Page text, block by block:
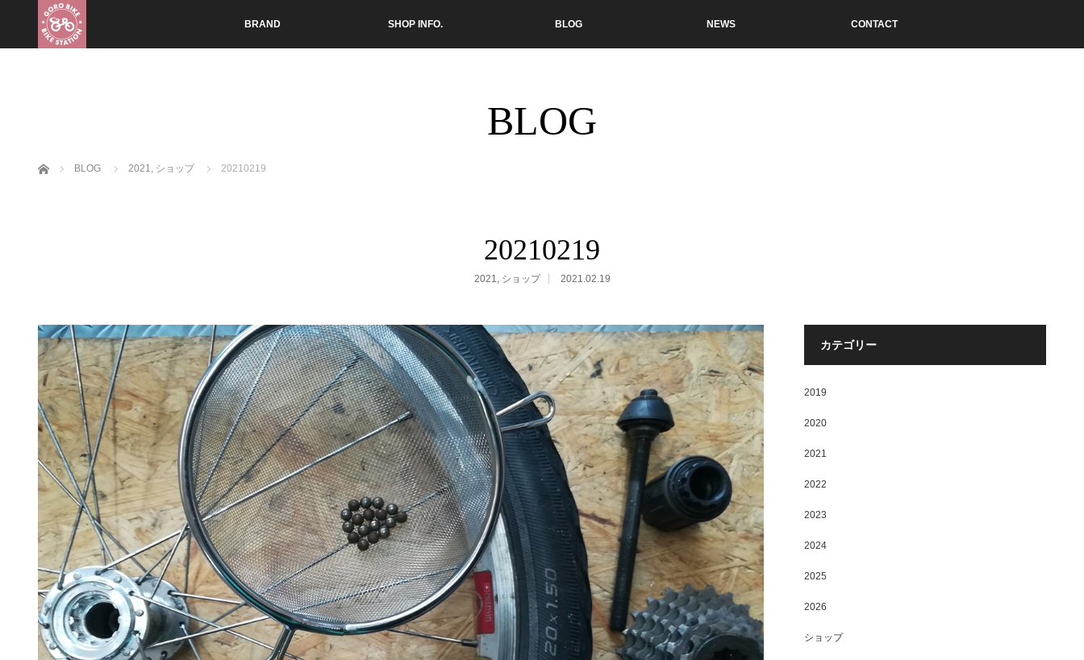
BRAND SHOP INFO. BLOG NEWS CONTACT
BLOG
ホーム BLOG 2021, ショップ 20210219
20210219
2021, ショップ 2021.02.19
カテゴリー
2019
2020
2021
2022
2023
2024
2025
2026
ショップ